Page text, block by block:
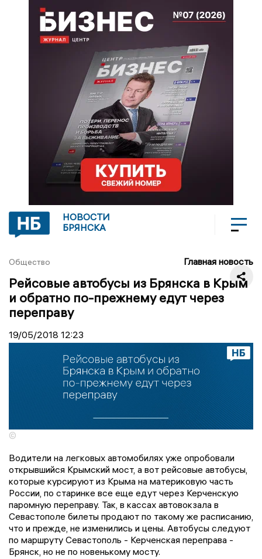
НОВОСТИ
БРЯНСКА
Общество Главная новость
Рейсовые автобусы из Брянска в Крым
и обратно по-прежнему едут через
переправу
19/05/2018 12:23
©
Водители на легковых автомобилях уже опробовали
открывшийся Крымский мост, а вот рейсовые автобусы,
которые курсируют из Крыма на материковую часть
России, по старинке все еще едут через Керченскую
паромную переправу. Так, в кассах автовокзала в
Севастополе билеты продают по такому же расписанию,
что и прежде, не изменились и цены. Автобусы следуют
по маршруту Севастополь - Керченская переправа -
Брянск, но не по новенькому мосту.